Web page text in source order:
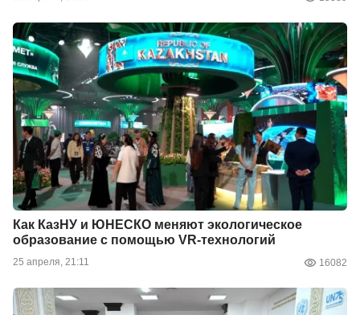
Как КазНУ и ЮНЕСКО меняют экологическое
образование с помощью VR-технологий
25 апреля, 21:11 16082